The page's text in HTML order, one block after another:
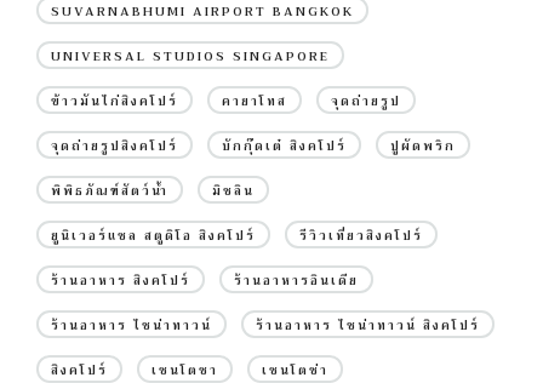
SUVARNABHUMI AIRPORT BANGKOK
UNIVERSAL STUDIOS SINGAPORE
ข้าวมันไก่สิงคโปร์ คายาโทส จุดถ่ายรูป
จุดถ่ายรูปสิงคโปร์ บักกุ๊ดเต๋ สิงคโปร์ ปูผัดพริก
พิพิธภัณฑ์สัตว์น้ำ มิชลิน
ยูนิเวอร์แซล สตูดิโอ สิงคโปร์ รีวิวเที่ยวสิงคโปร์
ร้านอาหาร สิงคโปร์ ร้านอาหารอินเดีย
ร้านอาหาร ไชน่าทาวน์ ร้านอาหาร ไชน่าทาวน์ สิงคโปร์
สิงคโปร์ เซนโตซา เซนโตซ่า